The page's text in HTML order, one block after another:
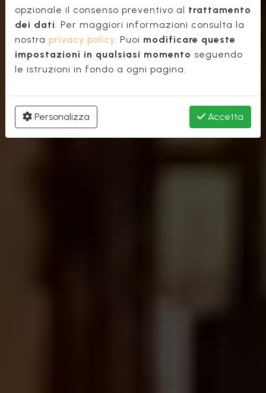
opzionale il consenso preventivo al trattamento
dei dati. Per maggiori informazioni consulta la
nostra privacy policy. Puoi modificare queste
impostazioni in qualsiasi momento seguendo
le istruzioni in fondo a ogni pagina.
Personalizza Accetta